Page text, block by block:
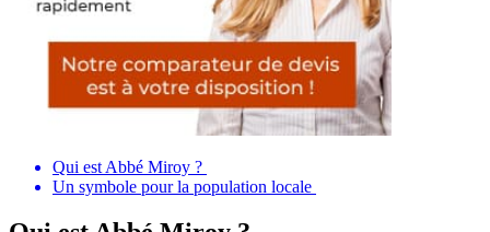
Qui est Abbé Miroy ?
Un symbole pour la population locale